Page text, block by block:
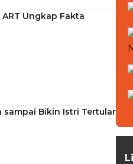
Ungkap Fakta
sampai Bikin Istri Tertular